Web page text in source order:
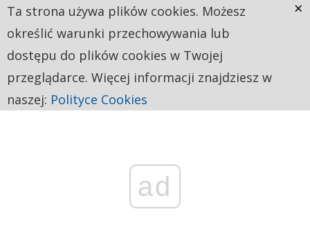
ad
Ta strona używa plików cookies. Możesz
określić warunki przechowywania lub
dostępu do plików cookies w Twojej
przeglądarce. Więcej informacji znajdziesz w
naszej: Polityce Cookies
×